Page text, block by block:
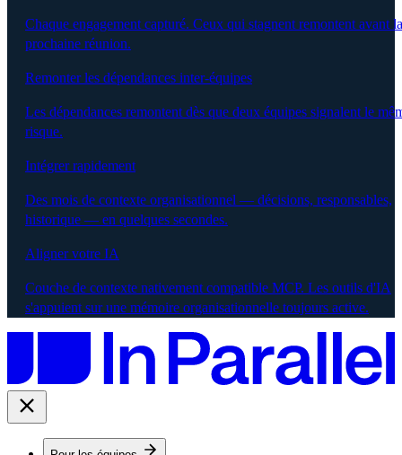
Chaque engagement capturé. Ceux qui stagnent remontent avant la
prochaine réunion.
Remonter les dépendances inter-équipes
Les dépendances remontent dès que deux équipes signalent le
risque.
Intégrer rapidement
Des mois de contexte organisationnel — décisions, responsables,
historique — en quelques secondes.
Aligner votre IA
Couche de contexte nativement compatible MCP. Les outils d'IA
s'appuient sur une mémoire organisationnelle toujours active.